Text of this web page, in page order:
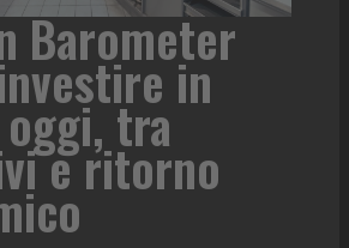
Barometer
in
tra
e ritorno